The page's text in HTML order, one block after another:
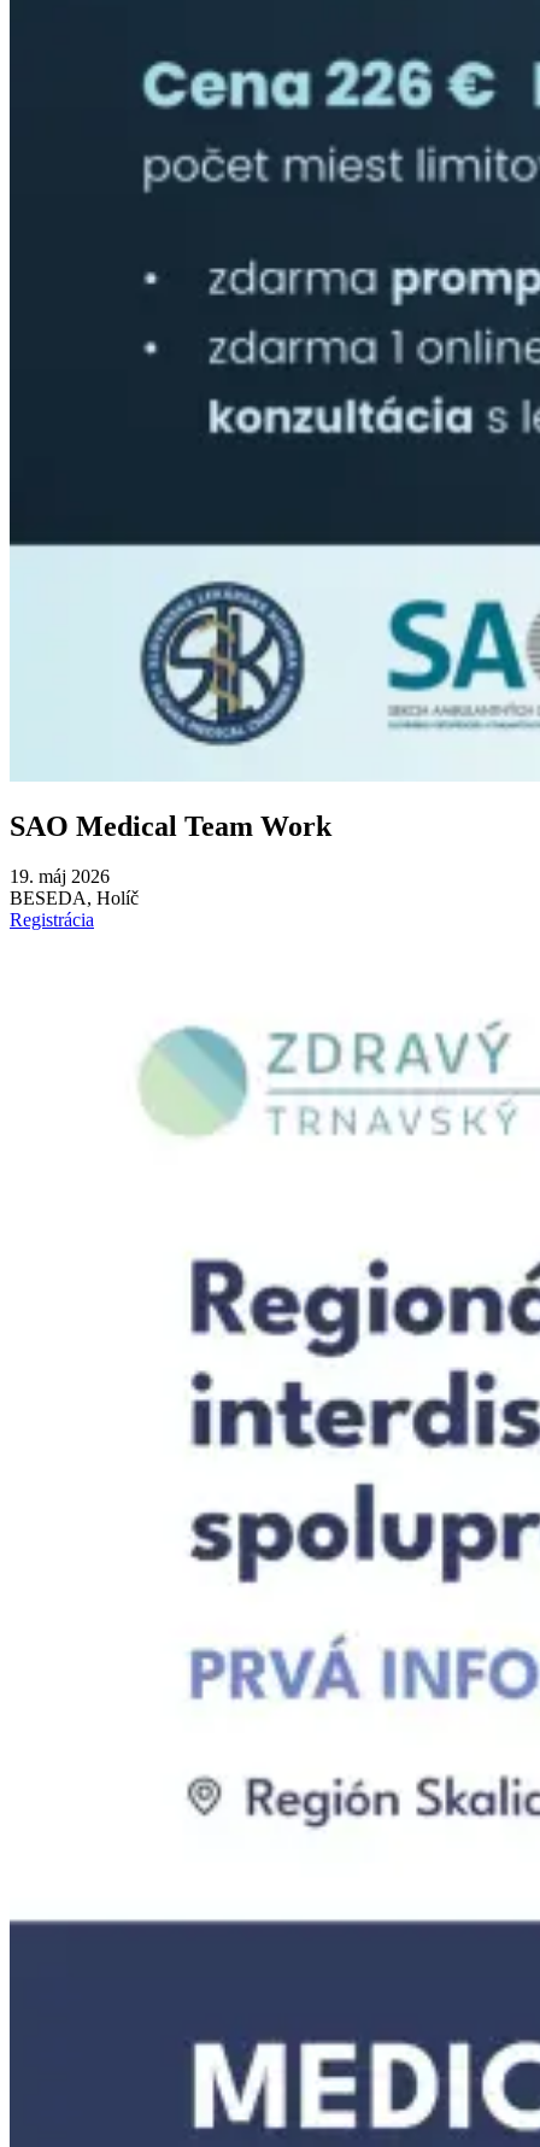
SAO Medical Team Work
19. máj 2026
BESEDA, Holíč
Registrácia